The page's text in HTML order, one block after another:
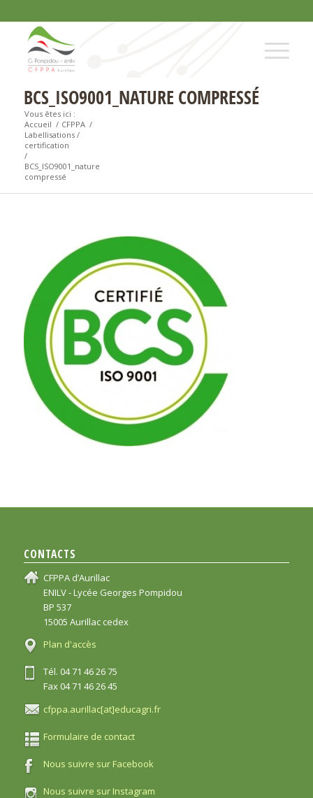
BCS_ISO9001_NATURE COMPRESSÉ
Vous êtes ici :
Accueil / CFPPA /
Labellisations /
certification
/
BCS_ISO9001_nature
compressé
CONTACTS
CFPPA d’Aurillac
ENILV - Lycée Georges Pompidou
BP 537
15005 Aurillac cedex
Plan d'accès
Tél. 04 71 46 26 75
Fax 04 71 46 26 45
cfppa.aurillac[at]educagri.fr
Formulaire de contact
Nous suivre sur Facebook
Nous suivre sur Instagram